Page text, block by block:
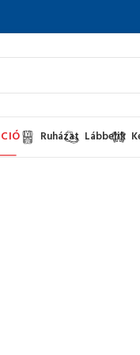
Ruházat Lábbelik